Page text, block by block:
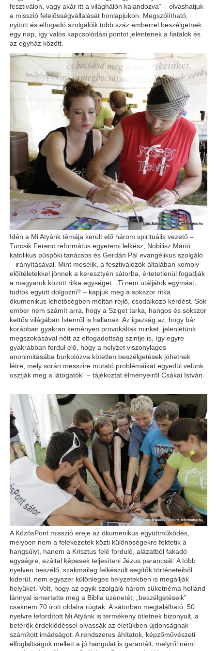
fesztiválon, vagy akár itt a világhálón kalandozva” – olvashatjuk
a misszió felelősségvállalását honlapjukon. Megszólítható,
nyitott és elfogadó szolgálóik több száz emberrel beszélgetnek
egy nap, így valós kapcsolódási pontot jelentenek a fiatalok és
az egyház között.
Idén a Mi Atyánk témája került elő három spirituális vezető –
Turcsik Ferenc református egyetemi lelkész, Nobilisz Márió
katolikus püspöki tanácsos és Gerdán Pál evangélikus szolgáló
– irányításával. Mint mesélik, a fesztiválozók általában komoly
előítéletekkel jönnek a keresztyén sátorba, értetetlenül fogadják
a magyarok között ritka egységet. „Ti nem utáljátok egymást,
tudtok együtt dolgozni? – kapjuk meg a sokszor ritka
ökumenikus lehetőségben méltán rejlő, csodálkozó kérdést. Sok
ember nem számít arra, hogy a Sziget tarka, hangos és sokszor
kettős világában Istenről is hallanak. Az igazság az, hogy bár
korábban gyakran keményen provokáltak minket, jelenlétünk
megszokásával nőtt az elfogadottság szintje is, így egyre
gyakrabban fordul elő, hogy a helyzet viszonylagos
anonimitásába burkolózva kötetlen beszélgetések jöhetnek
létre, mely során messzire mutató problémáikat egyedül velünk
osztják meg a látogatók” – tájékoztat élményeiről Csákai István.
A KözösPont misszió ereje az ökumenikus együttműködés,
melyben nem a felekezetek közti különbségekre fektetik a
hangsúlyt, hanem a Krisztus felé forduló, alázatból fakadó
egységre, ezáltal képesek teljesíteni Jézus parancsát. A több
nyelven beszélő, szakmailag felkészült segítők történeteiből
kiderül, nem egyszer különleges helyzetekben is megállják
helyüket. Volt, hogy az egyik szolgáló három süketnéma holland
lánnyal ismertette meg a Biblia üzenetét; „beszélgetéseik”
csaknem 70 írott oldalra rúgtak. A sátorban megtalálható, 50
nyelvre lefordított Mi Atyánk is termékeny ötletnek bizonyult, a
betérők érdeklődéssel olvassák az életükben újdonságnak
számított imádságot. A rendszeres áhítatok, képzőművészeti
elfoglaltságok mellett a jó hangulat is garantált, melyről némi